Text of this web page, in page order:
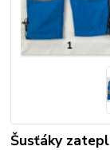
Šusťáky